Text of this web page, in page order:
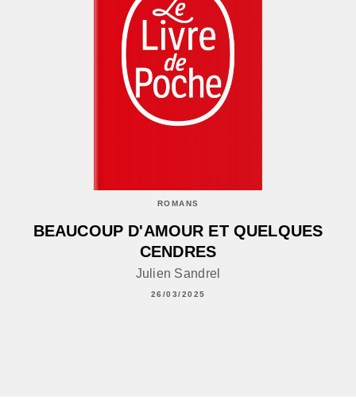
ROMANS
BEAUCOUP D'AMOUR ET QUELQUES
CENDRES
Julien Sandrel
26/03/2025